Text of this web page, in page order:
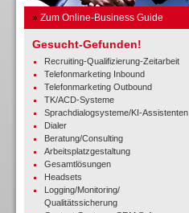
» Zum Online-Business Guide
Gesucht-Gefunden!
Recruiting-Qualifizierung-Zeitarbeit
Telefonmarketing Inbound
Telefonmarketing Outbound
TK/ACD-Systeme
Sprachdialogsysteme/KI-Assistenten
Dialer
Beratung/Consulting
Arbeitsplatzgestaltung
Gesamtlösungen
Headsets
Logging/Monitoring/
Qualitätssicherung